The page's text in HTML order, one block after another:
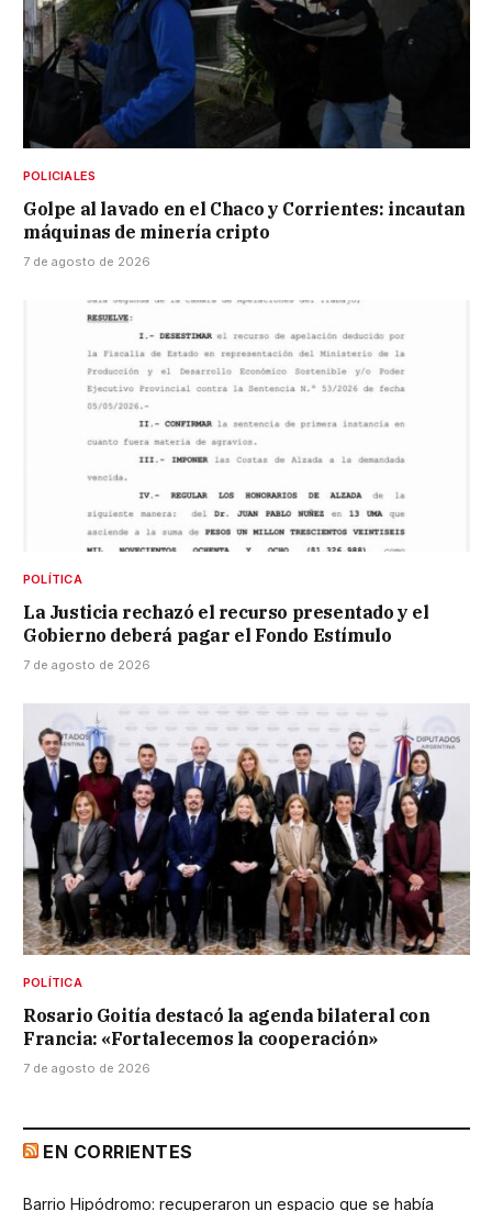
POLICIALES
Golpe al lavado en el Chaco y Corrientes: incautan
máquinas de minería cripto
7 de agosto de 2026
POLÍTICA
La Justicia rechazó el recurso presentado y el
Gobierno deberá pagar el Fondo Estímulo
7 de agosto de 2026
POLÍTICA
Rosario Goitía destacó la agenda bilateral con
Francia: «Fortalecemos la cooperación»
7 de agosto de 2026
EN CORRIENTES
Barrio Hipódromo: recuperaron un espacio que se había